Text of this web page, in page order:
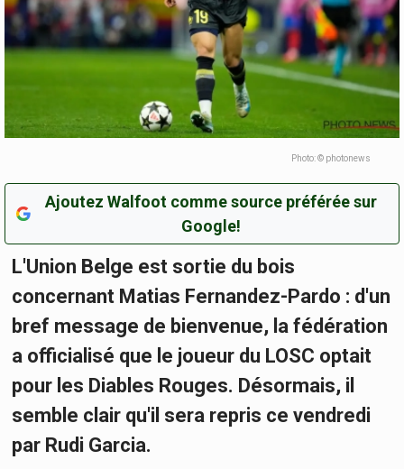
Photo: © photonews
Ajoutez Walfoot comme source préférée sur
Google!
L'Union Belge est sortie du bois
concernant Matias Fernandez-Pardo : d'un
bref message de bienvenue, la fédération
a officialisé que le joueur du LOSC optait
pour les Diables Rouges. Désormais, il
semble clair qu'il sera repris ce vendredi
par Rudi Garcia.